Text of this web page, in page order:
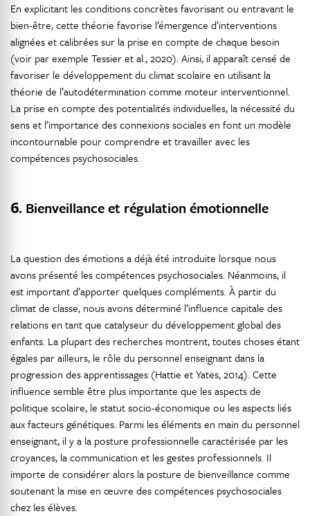
En explicitant les conditions concrètes favorisant ou entravant le
bien-être, cette théorie favorise l’émergence d’interventions
alignées et calibrées sur la prise en compte de chaque besoin
(voir par exemple Tessier et al., 2020). Ainsi, il apparaît censé de
favoriser le développement du climat scolaire en utilisant la
théorie de l’autodétermination comme moteur interventionnel.
La prise en compte des potentialités individuelles, la nécessité du
sens et l’importance des connexions sociales en font un modèle
incontournable pour comprendre et travailler avec les
compétences psychosociales.
6. Bienveillance et régulation émotionnelle
La question des émotions a déjà été introduite lorsque nous
avons présenté les compétences psychosociales. Néanmoins, il
est important d’apporter quelques compléments. À partir du
climat de classe, nous avons déterminé l’influence capitale des
relations en tant que catalyseur du développement global des
enfants. La plupart des recherches montrent, toutes choses étant
égales par ailleurs, le rôle du personnel enseignant dans la
progression des apprentissages (Hattie et Yates, 2014). Cette
influence semble être plus importante que les aspects de
politique scolaire, le statut socio-économique ou les aspects liés
aux facteurs génétiques. Parmi les éléments en main du personnel
enseignant, il y a la posture professionnelle caractérisée par les
croyances, la communication et les gestes professionnels. Il
importe de considérer alors la posture de bienveillance comme
soutenant la mise en œuvre des compétences psychosociales
chez les élèves.